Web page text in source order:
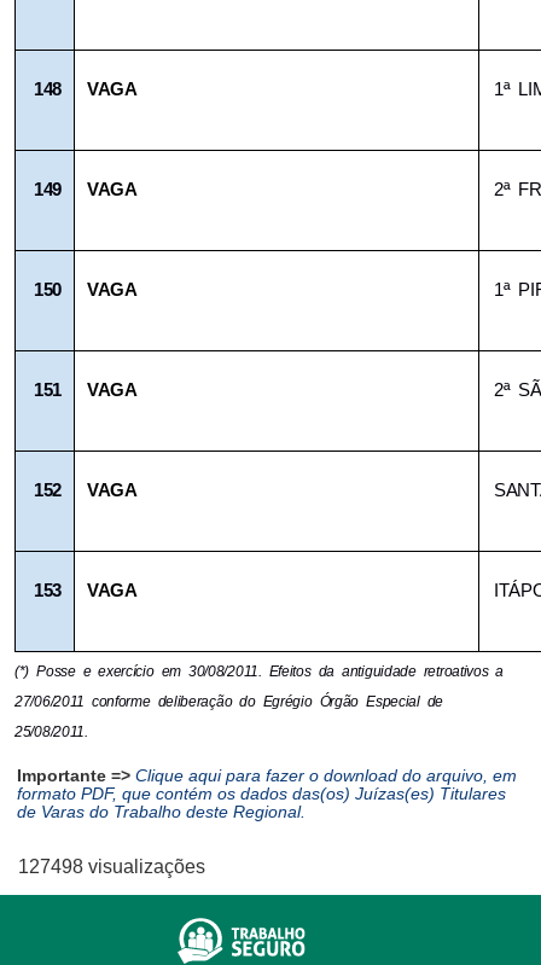
148 VAGA 1ª
149 VAGA 2ª
150 VAGA 1ª
151 VAGA 2ª
152 VAGA
153 VAGA
(*) Posse e exercício em 30/08/2011. Efeitos da antiguidade retroativos a
27/06/2011 conforme deliberação do Egrégio Órgão Especial de
25/08/2011.
Importante => Clique aqui para fazer o download do arquivo, em
formato PDF, que contém os dados das(os) Juízas(es) Titulares
de Varas do Trabalho deste Regional.
127498 visualizações